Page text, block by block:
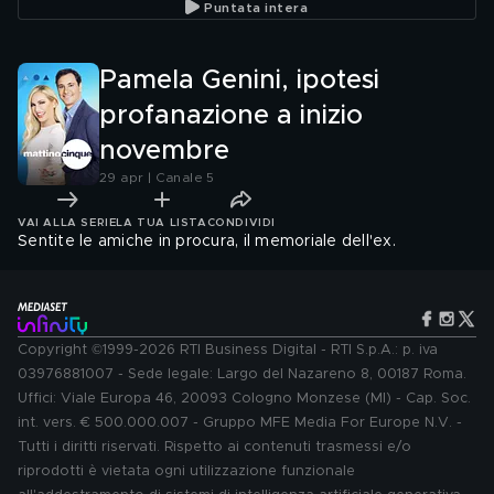
Puntata intera
Pamela Genini, ipotesi
profanazione a inizio
novembre
29 apr | Canale 5
VAI ALLA SERIE LA TUA LISTA CONDIVIDI
Sentite le amiche in procura, il memoriale dell'ex.
Copyright ©1999-2026 RTI Business Digital - RTI S.p.A.: p. iva
03976881007 - Sede legale: Largo del Nazareno 8, 00187 Roma.
Uffici: Viale Europa 46, 20093 Cologno Monzese (MI) - Cap. Soc.
int. vers. € 500.000.007 - Gruppo MFE Media For Europe N.V. -
Tutti i diritti riservati. Rispetto ai contenuti trasmessi e/o
riprodotti è vietata ogni utilizzazione funzionale